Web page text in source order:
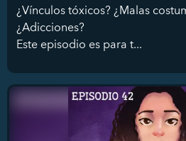
¿Vínculos tóxicos? ¿Malas
¿Adicciones?
Este episodio es para t...